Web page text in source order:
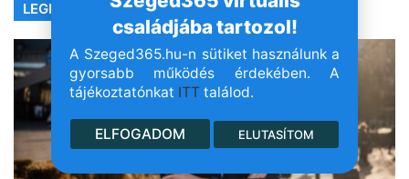
családjába tartozol!
A Szeged365.hu-n sütiket használunk a
gyorsabb működés érdekében. A
tájékoztatónkat ITT találod.
ELFOGADOM ELUTASÍTOM
LEGFRISSEBB